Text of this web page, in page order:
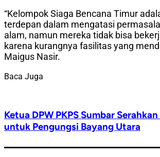
“Kelompok Siaga Bencana Timur
terdepan dalam mengatasi
alam, namun mereka tidak bisa
karena kurangnya fasilitas yang
Maigus Nasir.
Baca Juga
Ketua DPW PKPS Sumbar
untuk Pengungsi Bayang Utara